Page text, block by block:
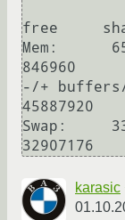
free
Mem:
846960
-/+ buffers/
45887920
Swap:
karasic